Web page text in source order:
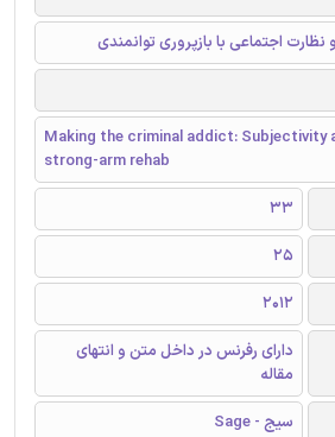
اجتماعی با بازپروری توانمندی
Making the criminal addict: Subjectivity
strong-arm rehab
33
25
2012
دارای رفرنس در داخل متن و انتهای
مقاله
سیج - Sage